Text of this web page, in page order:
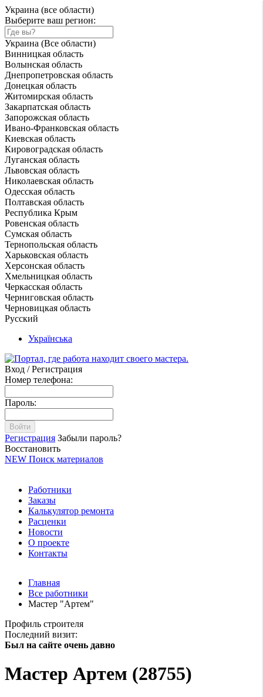
Украина (все области)
Выберите ваш регион:
Украина (Все области)
Винницкая область
Волынская область
Днепропетровская область
Донецкая область
Житомирская область
Закарпатская область
Запорожская область
Ивано-Франковская область
Киевская область
Кировоградская область
Луганская область
Львовская область
Николаевская область
Одесская область
Полтавская область
Республика Крым
Ровенская область
Сумская область
Тернопольская область
Харьковская область
Херсонская область
Хмельницкая область
Черкасская область
Черниговская область
Черновицкая область
Русский
Українська
Вход / Регистрация
Номер телефона:
Пароль:
Войти
Регистрация Забыли пароль?
Восстановить
NEW Поиск материалов
Работники
Заказы
Калькулятор ремонта
Расценки
Новости
О проекте
Контакты
Главная
Все работники
Мастер "Артем"
Профиль строителя
Последний визит:
Был на сайте очень давно
Мастер Артем (28755)